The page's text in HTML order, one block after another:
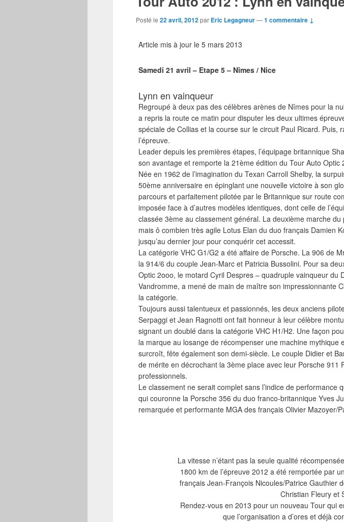
Posté le 22 avril, 2012par Eric Legagneur—1 commentaire ↓
Article mis à jour le 5 mars 2013
Samedi 21 avril – Etape 5 – Nîmes / Nice
Lynn en vainqueur
Regroupé à deux pas des célèbres arènes de Nîmes pour la
a repris la route ce matin pour disputer les deux ultimes
spéciale de Collias et la course sur le circuit Paul Ricard. Puis,
l’épreuve.
Leader depuis les premières étapes, l’équipage britannique
son avantage et remporte la 21ème édition du Tour Auto Optic
Née en 1962 de l’imagination du Texan Carroll Shelby, la
50ème anniversaire en épinglant une nouvelle victoire à son
parcours et parfaitement pilotée par le Britannique sur route
imposée face à d’autres modèles identiques, dont celle de
classée 3ème au classement général. La deuxième marche
mais ô combien très agile Lotus Elan du duo français Damien
jusqu’au dernier jour pour conquérir cet accessit.
La catégorie VHC G1/G2 a été affaire de Porsche. La 906 de
la 914/6 du couple Jean-Marc et Patricia Bussolini. Pour sa
Optic 2ooo, le motard Cyril Despres – quadruple vainqueur du
Vandromme, a mené de main de maître son impressionnante
la catégorie.
Toujours aussi talentueux et passionnés, les deux anciens
Serpaggi et Jean Ragnotti ont fait honneur à leur célèbre
signant un doublé dans la catégorie VHC H1/H2. Une façon
la marque au losange de récompenser une machine
surcroît, fête également son demi-siècle. Le couple Didier et
de mérite en décrochant la 3ème place avec leur Porsche 911
professionnels.
Le classement ne serait complet sans l’indice de performance
qui couronne la Porsche 356 du duo franco-britannique Yves
remarquée et performante MGA des français Olivier Mazoyer/
La vitesse n’étant pas la seule qualité
1800 km de l’épreuve 2012 a été remportée par
français Jean-François Nicoules/Patrice Gauthier
Christian Fleury et
Rendez-vous en 2013 pour un nouveau Tour qui
que l’organisation a d’ores et déjà